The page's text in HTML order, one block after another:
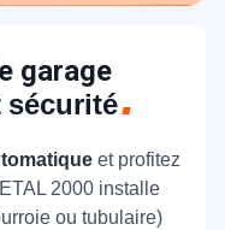
garage
sécurité
et profitez
2000 installe
ou tubulaire)